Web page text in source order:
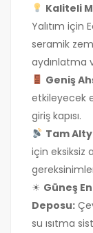
Kaliteli
Yalıtım için
seramik
aydınlatma
Geniş
etkileyecek
giriş kapısı.
Tam
için eksiksiz
☀ Güneş
Deposu:
su ısıtma